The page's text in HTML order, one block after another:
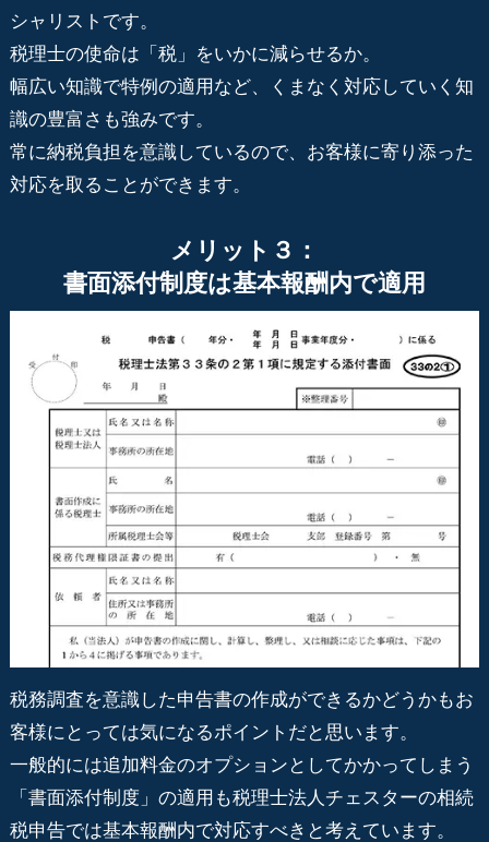
シャリストです。
税理士の使命は「税」をいかに減らせるか。
幅広い知識で特例の適用など、くまなく対応していく知
識の豊富さも強みです。
常に納税負担を意識しているので、お客様に寄り添った
対応を取ることができます。
メリット３：
書面添付制度は基本報酬内で適用
税務調査を意識した申告書の作成ができるかどうかもお
客様にとっては気になるポイントだと思います。
一般的には追加料金のオプションとしてかかってしまう
「書面添付制度」の適用も税理士法人チェスターの相続
税申告では基本報酬内で対応すべきと考えています。